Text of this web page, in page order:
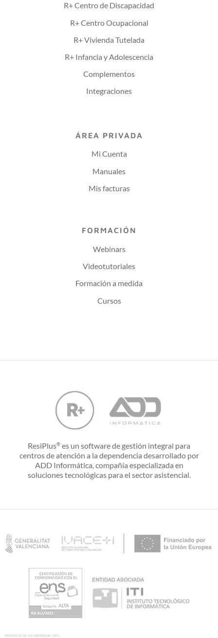
R+ Centro de Discapacidad
R+ Centro Ocupacional
R+ Vivienda Tutelada
R+ Infancia y Adolescencia
Complementos
Integraciones
ÁREA PRIVADA
Mi Cuenta
Manuales
Mis facturas
FORMACIÓN
Webinars
Videotutoriales
Formación a medida
Cursos
ResiPlus® es un software de gestión integral para
centros de atención a la dependencia desarrollado por
ADD Informática, compañía especializada en
soluciones tecnológicas para el sector asistencial.